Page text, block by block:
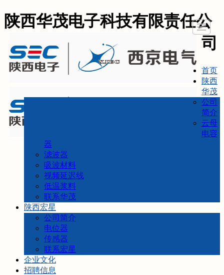
陕西华茂电子科技有限责任公
司
首页
陕西
华茂
公司
简介
云母
电容
器
滤波器
吸波材料
视频延迟线
低温浆料
联系华茂
陕西宏星
公司简介
电位器
传感器
联系宏星
企业文化
招聘信息